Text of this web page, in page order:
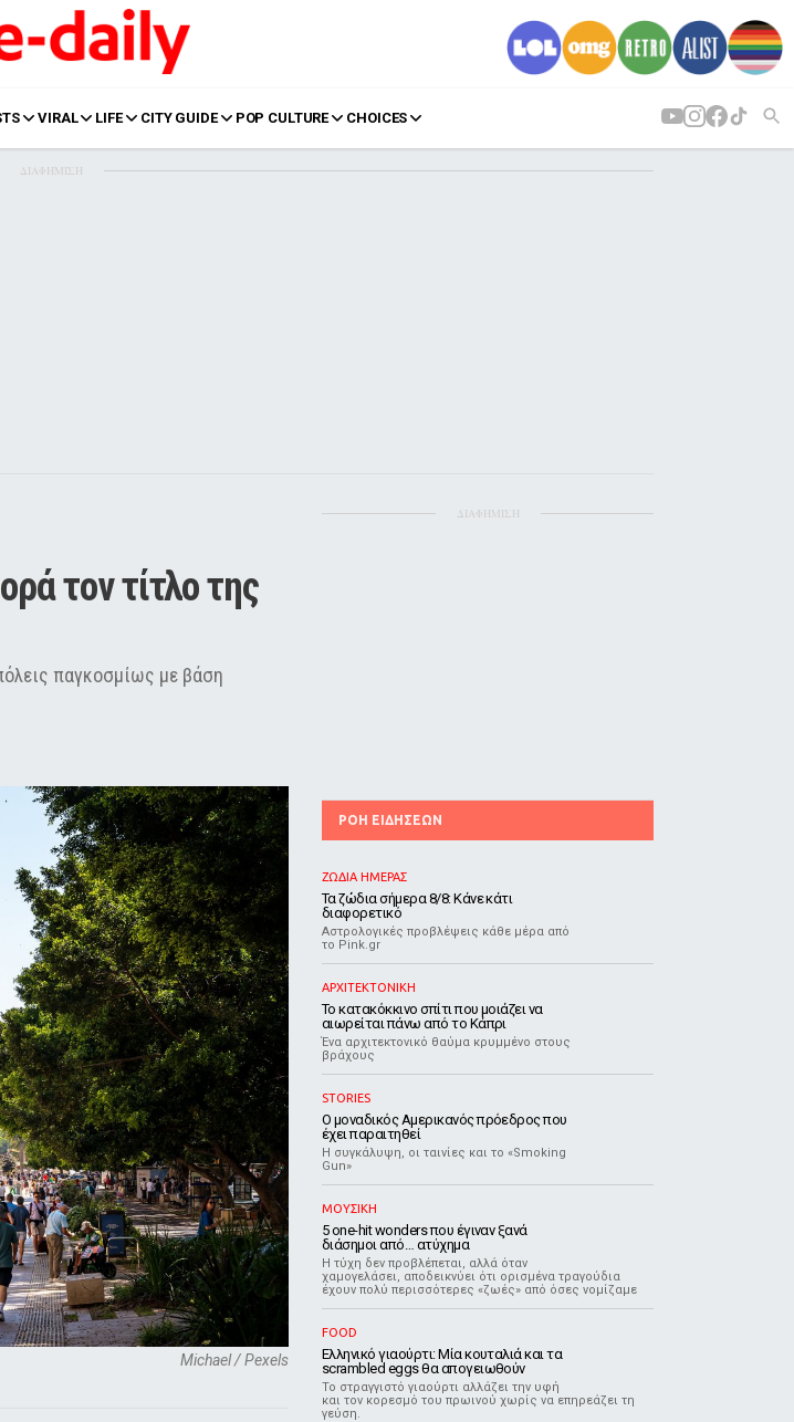
VIRAL LIFE CITY GUIDE POP CULTURE CHOICES
ΔΙΑΦΗΜΙΣΗ
τον τίτλο της
παγκοσμίως με βάση
Michael / Pexels
ΔΙΑΦΗΜΙΣΗ
ΡΟΗ ΕΙΔΗΣΕΩΝ
ΖΩΔΙΑ ΗΜΕΡΑΣ
Τα ζώδια σήμερα 8/8: Κάνε κάτι
διαφορετικό
Αστρολογικές προβλέψεις κάθε μέρα από
το Pink.gr
ΑΡΧΙΤΕΚΤΟΝΙΚΗ
Το κατακόκκινο σπίτι που μοιάζει να
αιωρείται πάνω από το Κάπρι
Ένα αρχιτεκτονικό θαύμα κρυμμένο στους
βράχους
STORIES
Ο μοναδικός Αμερικανός πρόεδρος που
έχει παραιτηθεί
Η συγκάλυψη, οι ταινίες και το «Smoking
Gun»
ΜΟΥΣΙΚΗ
5 one-hit wonders που έγιναν ξανά
διάσημοι από… ατύχημα
Η τύχη δεν προβλέπεται, αλλά όταν
χαμογελάσει, αποδεικνύει ότι ορισμένα τραγούδια
έχουν πολύ περισσότερες «ζωές» από όσες νομίζαμε
FOOD
Ελληνικό γιαούρτι: Μία κουταλιά και τα
scrambled eggs θα απογειωθούν
Το στραγγιστό γιαούρτι αλλάζει την υφή
και τον κορεσμό του πρωινού χωρίς να επηρεάζει τη
γεύση.